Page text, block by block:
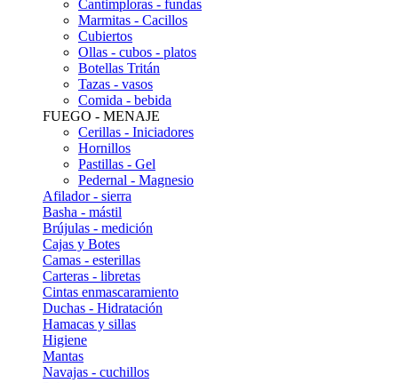
Cantimploras - fundas
Marmitas - Cacillos
Cubiertos
Ollas - cubos - platos
Botellas Tritán
Tazas - vasos
Comida - bebida
FUEGO - MENAJE
Cerillas - Iniciadores
Hornillos
Pastillas - Gel
Pedernal - Magnesio
Afilador - sierra
Basha - mástil
Brújulas - medición
Cajas y Botes
Camas - esterillas
Carteras - libretas
Cintas enmascaramiento
Duchas - Hidratación
Hamacas y sillas
Higiene
Mantas
Navajas - cuchillos